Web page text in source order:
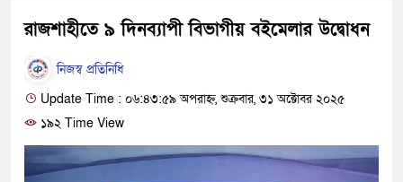
রাজশাহীতে ৯ দিনব্যাপী বিভাগীয় বইমেলার উদ্বোধন
নিজস্ব প্রতিনিধি
Update Time : ০৬:৪৩:৫৯ অপরাহ্ন, শুক্রবার, ৩১ অক্টোবর ২০২৫
১৯২ Time View